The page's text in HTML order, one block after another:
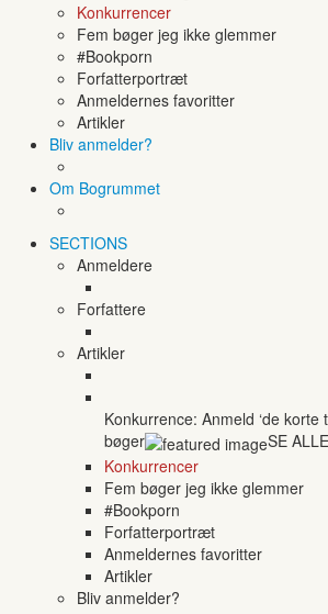
Konkurrencer
Fem bøger jeg ikke glemmer
#Bookporn
Forfatterportræt
Anmeldernes favoritter
Artikler
Bliv anmelder?
Om Bogrummet
SECTIONS
Anmeldere
Forfattere
Artikler
Konkurrence: Anmeld ‘de korte
bøger
SE ALLE
Konkurrencer
Fem bøger jeg ikke glemmer
#Bookporn
Forfatterportræt
Anmeldernes favoritter
Artikler
Bliv anmelder?